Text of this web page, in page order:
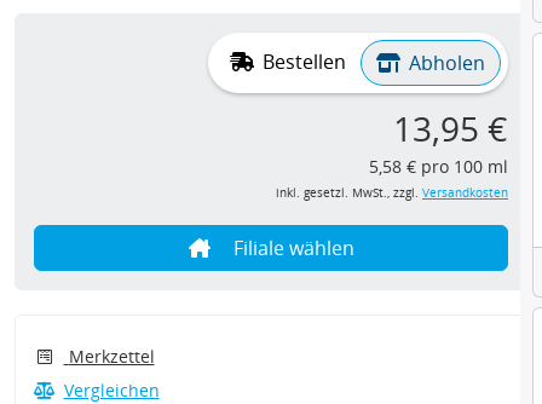
Bestellen Abholen
13,95 €
5,58 € pro 100 ml
inkl. gesetzl. MwSt., zzgl. Versandkosten
Filiale wählen
Merkzettel
Vergleichen